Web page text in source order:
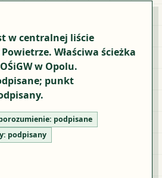
w centralnej liście
Właściwa ścieżka
w Opolu.
punkt
podpisane
podpisany